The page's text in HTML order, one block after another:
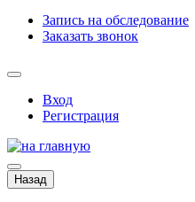
Запись на обследование
Заказать звонок
Вход
Регистрация
Назад